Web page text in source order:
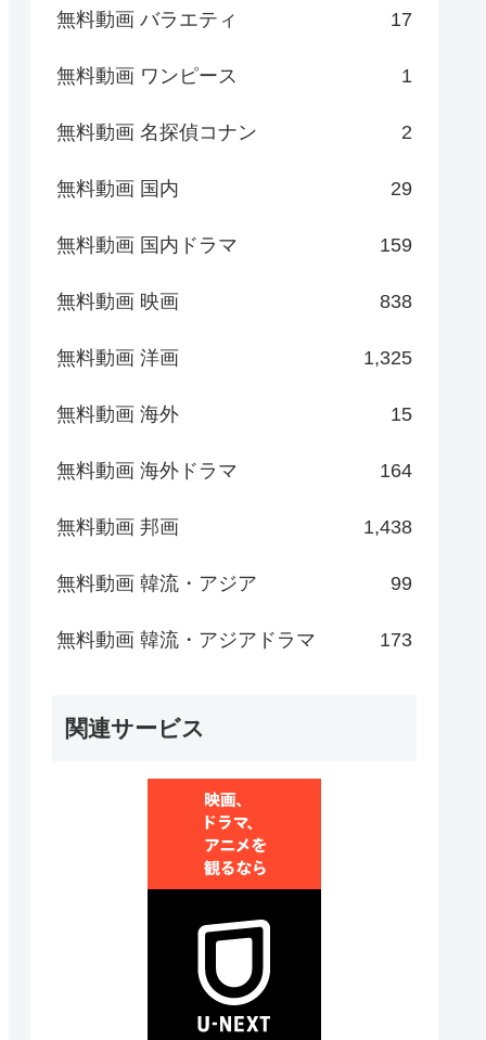
無料動画 バラエティ 17
無料動画 ワンピース 1
無料動画 名探偵コナン 2
無料動画 国内 29
無料動画 国内ドラマ 159
無料動画 映画 838
無料動画 洋画 1,325
無料動画 海外 15
無料動画 海外ドラマ 164
無料動画 邦画 1,438
無料動画 韓流・アジア 99
無料動画 韓流・アジアドラマ 173
関連サービス